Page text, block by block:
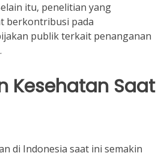
itu, penelitian yang
berkontribusi pada
publik terkait penanganan
Kesehatan Saat
di Indonesia saat ini semakin